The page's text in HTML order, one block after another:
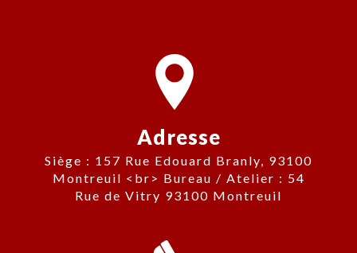
Adresse
Siège : 157 Rue Edouard Branly, 93100
Montreuil <br> Bureau / Atelier : 54
Rue de Vitry 93100 Montreuil